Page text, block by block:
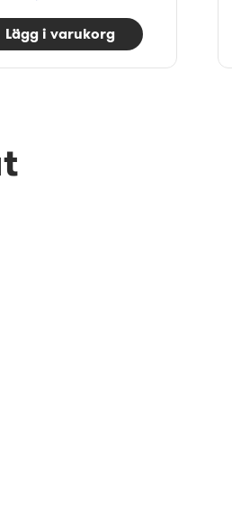
Lägg i varukorg